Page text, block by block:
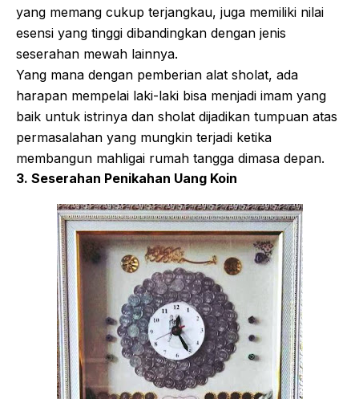
yang memang cukup terjangkau, juga memiliki nilai
esensi yang tinggi dibandingkan dengan jenis
seserahan mewah lainnya.
Yang mana dengan pemberian alat sholat, ada
harapan mempelai laki-laki bisa menjadi imam yang
baik untuk istrinya dan sholat dijadikan tumpuan atas
permasalahan yang mungkin terjadi ketika
membangun mahligai rumah tangga dimasa depan.
3. Seserahan Penikahan Uang Koin